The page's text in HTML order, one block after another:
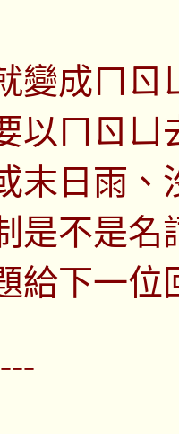
變成ㄇㄖ
以ㄇㄖㄩ
末日雨、
是不是名
給下一位